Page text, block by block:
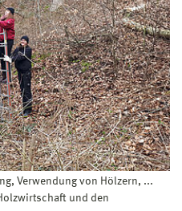
Verwendung von Hölzern, ...
und den